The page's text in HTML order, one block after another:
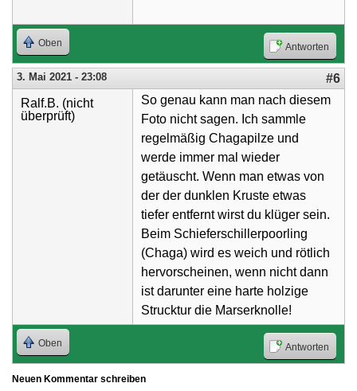
Oben Antworten
3. Mai 2021 - 23:08
#6
Ralf.B. (nicht
überprüft)
So genau kann man nach diesem
Foto nicht sagen. Ich sammle
regelmäßig Chagapilze und
werde immer mal wieder
getäuscht. Wenn man etwas von
der der dunklen Kruste etwas
tiefer entfernt wirst du klüger sein.
Beim Schieferschillerpoorling
(Chaga) wird es weich und rötlich
hervorscheinen, wenn nicht dann
ist darunter eine harte holzige
Strucktur die Marserknolle!
Oben Antworten
Neuen Kommentar schreiben